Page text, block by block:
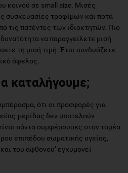
κοινού σε small size. Μισές
συσκευασίες τροφίμων και ποτά
τις πατέντες των ιδιοκτητών. Πιο
να παραγγείλετε μισή
τη μισή τιμή. Έτσι συνδυάζετε
όφελος.
καταλήγουμε;
ότι οι προσφορές για
μερίδας δεν αποτελούν
πάντα συμφέρουσες στον τομέα
επιπέδου σωματικής υγείας,
του άφθονου’ εγκυμονεί